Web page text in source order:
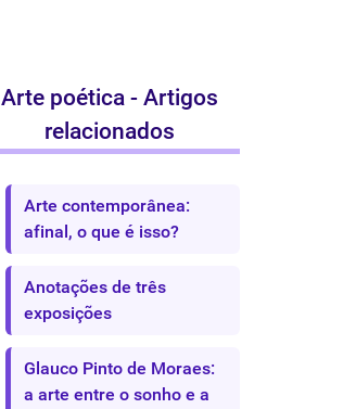
Arte poética - Artigos
relacionados
Arte contemporânea:
afinal, o que é isso?
Anotações de três
exposições
Glauco Pinto de Moraes:
a arte entre o sonho e a